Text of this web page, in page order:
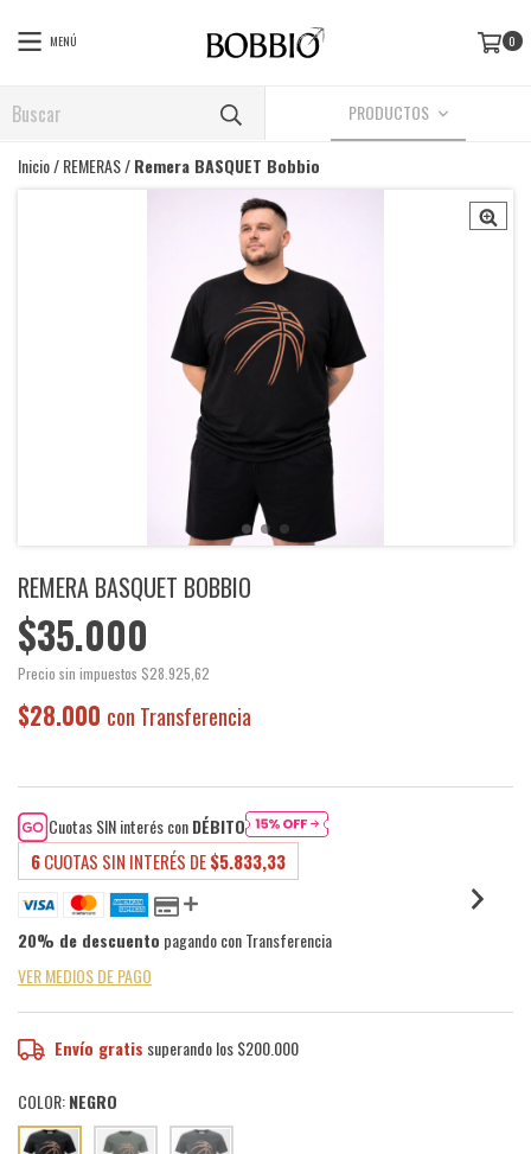
MENÚ 0
PRODUCTOS
Inicio/REMERAS/Remera BASQUET Bobbio
REMERA BASQUET BOBBIO
$35.000
Precio sin impuestos $28.925,62
$28.000 con Transferencia
Cuotas SIN interés conDÉBITO
6CUOTAS SIN INTERÉS DE$5.833,33
20% de descuento pagando con Transferencia
VER MEDIOS DE PAGO
Envío gratis superando los$200.000
COLOR:NEGRO